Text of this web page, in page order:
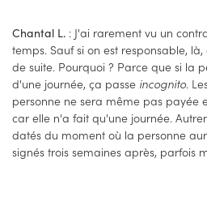
Chantal L. : J'ai rarement vu un
temps. Sauf si on est responsable,
de suite. Pourquoi ? Parce que si la
d'une journée, ça passe incognito.
personne ne sera même pas payée
car elle n'a fait qu'une journée.
datés du moment où la personne
signés trois semaines après, parfois